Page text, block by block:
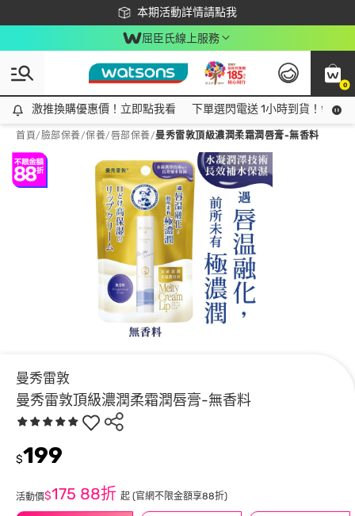
本期活動詳情請點我
下載app最高回饋$350
屈臣氏線上服務
0
激推換購優惠價！立即點我看
激推換購優惠價！立即點我看 下單選閃電送 1小時到貨！領神
首頁/臉部保養/保養/唇部保養/曼秀雷敦頂級濃潤柔霜潤唇膏-無香料
曼秀雷敦
曼秀雷敦頂級濃潤柔霜潤唇膏-無香料
$199
活動價$175 88折 起 (官網不限金額享88折)